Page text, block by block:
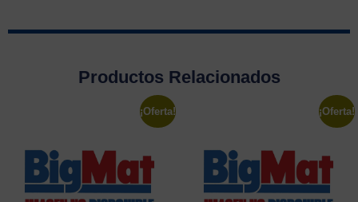
Productos Relacionados
¡Oferta! ¡Oferta!